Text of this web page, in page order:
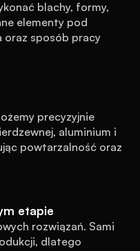
blachy, formy,
elementy pod
oraz sposób pracy
precyzyjnie
aluminium i
powtarzalność oraz
etapie
rozwiązań. Sami
dlatego